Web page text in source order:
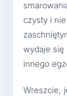
czysty i
wydaje się
innego
Wreszcie,